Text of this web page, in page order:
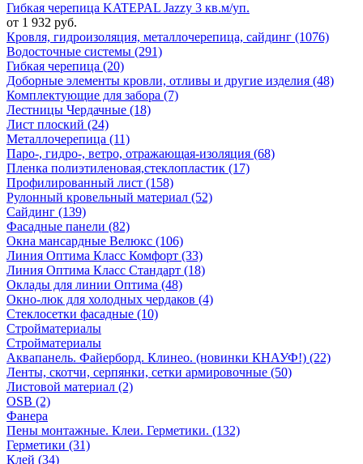
Гибкая черепица KATEPAL Jazzy 3 кв.м/уп.
от 1 932 руб.
Кровля, гидроизоляция, металлочерепица, сайдинг (1076)
Водосточные системы (291)
Гибкая черепица (20)
Доборные элементы кровли, отливы и другие изделия (48)
Комплектующие для забора (7)
Лестницы Чердачные (18)
Лист плоский (24)
Металлочерепица (11)
Паро-, гидро-, ветро, отражающая-изоляция (68)
Пленка полиэтиленовая,стеклопластик (17)
Профилированный лист (158)
Рулонный кровельный материал (52)
Сайдинг (139)
Фасадные панели (82)
Окна мансардные Велюкс (106)
Линия Оптима Класс Комфорт (33)
Линия Оптима Класс Стандарт (18)
Оклады для линии Оптима (48)
Окно-люк для холодных чердаков (4)
Стеклосетки фасадные (10)
Стройматериалы
Стройматериалы
Аквапанель. Файерборд. Клинео. (новинки КНАУФ!) (22)
Ленты, скотчи, серпянки, сетки армировочные (50)
Листовой материал (2)
OSB (2)
Фанера
Пены монтажные. Клеи. Герметики. (132)
Герметики (31)
Клей (34)